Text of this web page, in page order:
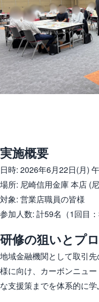
実施概要
日時: 2026年6月22日(月)
場所: 尼崎信用金庫 本店 (
対象: 営業店職員の皆様
参加人数: 計59名（1回目
研修の狙いとプ
地域金融機関として取引
様に向け、カーボンニュ
な支援策までを体系的に学